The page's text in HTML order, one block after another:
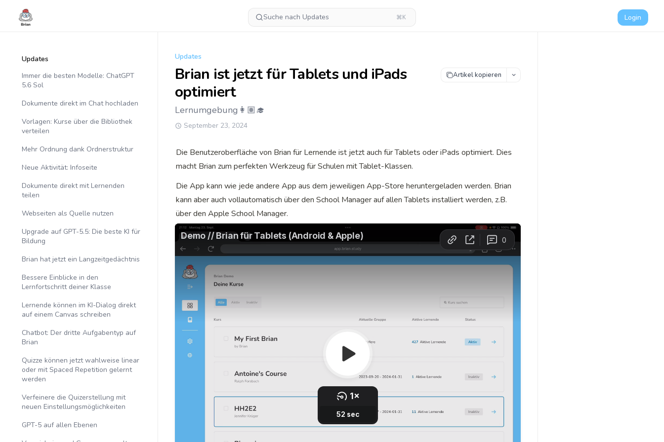
Suche nach Updates ⌘K Login
Updates
Immer die besten Modelle: ChatGPT
5.6 Sol
Dokumente direkt im Chat hochladen
Vorlagen: Kurse über die Bibliothek
verteilen
Mehr Ordnung dank Ordnerstruktur
Neue Aktivität: Infoseite
Dokumente direkt mit Lernenden
teilen
Webseiten als Quelle nutzen
Upgrade auf GPT-5.5: Die beste KI für
Bildung
Brian hat jetzt ein Langzeitgedächtnis
Bessere Einblicke in den
Lernfortschritt deiner Klasse
Lernende können im KI-Dialog direkt
auf einem Canvas schreiben
Chatbot: Der dritte Aufgabentyp auf
Brian
Quizze können jetzt wahlweise linear
oder mit Spaced Repetition gelernt
werden
Verfeinere die Quizerstellung mit
neuen Einstellungsmöglichkeiten
GPT-5 auf allen Ebenen
Updates
Brian ist jetzt für Tablets und iPads
optimiert
Artikel kopieren
Lernumgebung👩🏽‍🎓
September 23, 2024
Die Benutzeroberfläche von Brian für Lernende ist jetzt auch für Tablets oder iPads optimiert. Dies
macht Brian zum perfekten Werkzeug für Schulen mit Tablet-Klassen.
Die App kann wie jede andere App aus dem jeweiligen App-Store heruntergeladen werden. Brian
kann aber auch vollautomatisch über den School Manager auf allen Tablets installiert werden, z.B.
über den Apple School Manager.